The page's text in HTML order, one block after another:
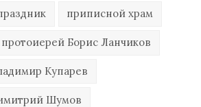
приписной храм
протоиерей Борис Ланчиков
Купарев
Шумов